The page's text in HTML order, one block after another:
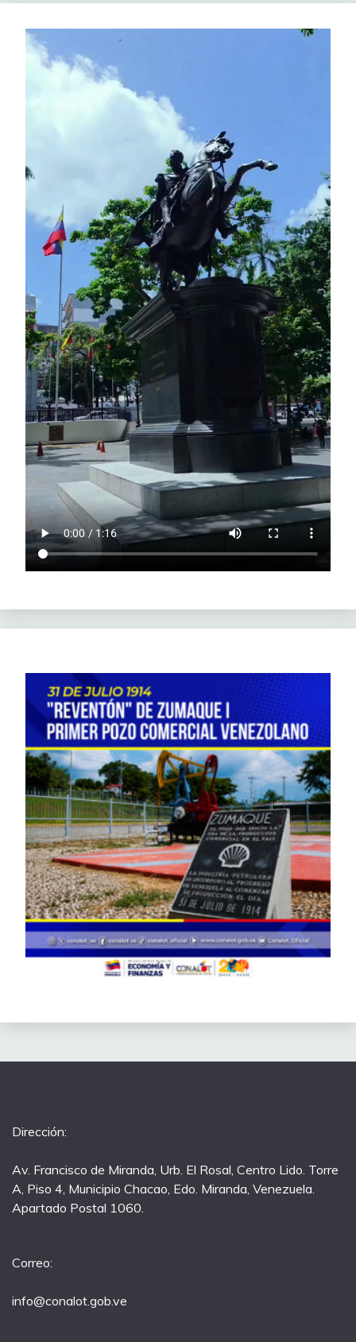
Dirección:
Av. Francisco de Miranda, Urb. El Rosal, Centro Lido. Torre
A, Piso 4, Municipio Chacao, Edo. Miranda, Venezuela.
Apartado Postal 1060.
Correo:
info@conalot.gob.ve